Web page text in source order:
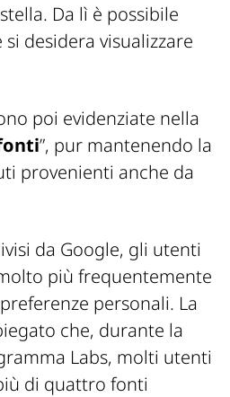
Da lì è possibile
desidera visualizzare
poi evidenziate nella
”, pur mantenendo la
provenienti anche da
da Google, gli utenti
più frequentemente
personali. La
che, durante la
Labs, molti utenti
di quattro fonti